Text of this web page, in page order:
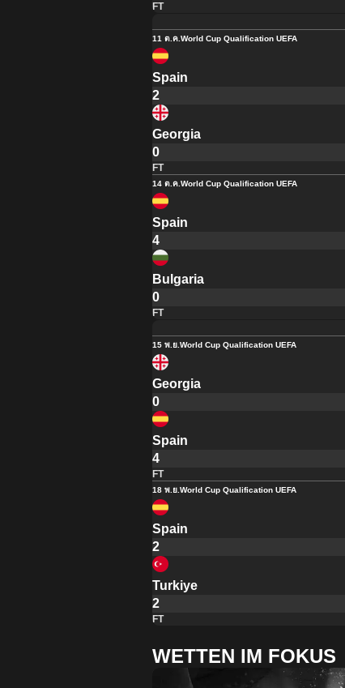
FT
11 ต.ค.World Cup Qualification UEFA
Spain
2
Georgia
0
FT
14 ต.ค.World Cup Qualification UEFA
Spain
4
Bulgaria
0
FT
15 พ.ย.World Cup Qualification UEFA
Georgia
0
Spain
4
FT
18 พ.ย.World Cup Qualification UEFA
Spain
2
Turkiye
2
FT
WETTEN IM FOKUS